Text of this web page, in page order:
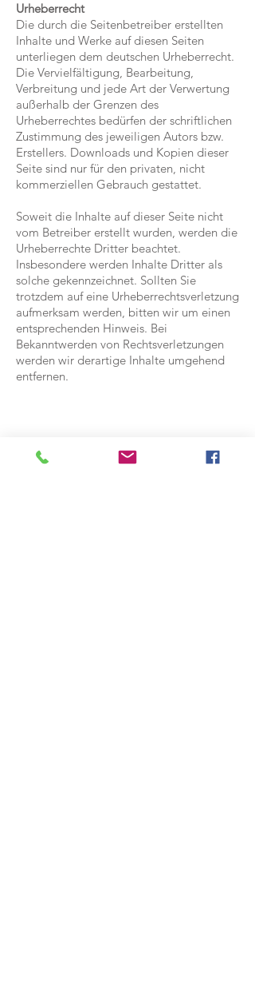
Urheberrecht
Die durch die Seitenbetreiber erstellten
Inhalte und Werke auf diesen Seiten
unterliegen dem deutschen Urheberrecht.
Die Vervielfältigung, Bearbeitung,
Verbreitung und jede Art der Verwertung
außerhalb der Grenzen des
Urheberrechtes bedürfen der schriftlichen
Zustimmung des jeweiligen Autors bzw.
Erstellers. Downloads und Kopien dieser
Seite sind nur für den privaten, nicht
kommerziellen Gebrauch gestattet.
Soweit die Inhalte auf dieser Seite nicht
vom Betreiber erstellt wurden, werden die
Urheberrechte Dritter beachtet.
Insbesondere werden Inhalte Dritter als
solche gekennzeichnet. Sollten Sie
trotzdem auf eine Urheberrechtsverletzung
aufmerksam werden, bitten wir um einen
entsprechenden Hinweis. Bei
Bekanntwerden von Rechtsverletzungen
werden wir derartige Inhalte umgehend
entfernen.